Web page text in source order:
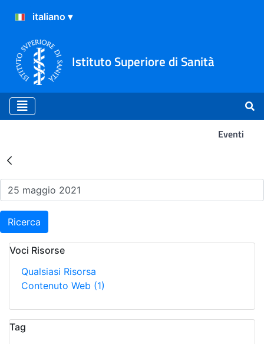
Istituto Superiore di Sanità
Eventi
Risultati della Ricerca -
Ricerca
Voci Risorse
Qualsiasi Risorsa
Contenuto Web (1)
Tag